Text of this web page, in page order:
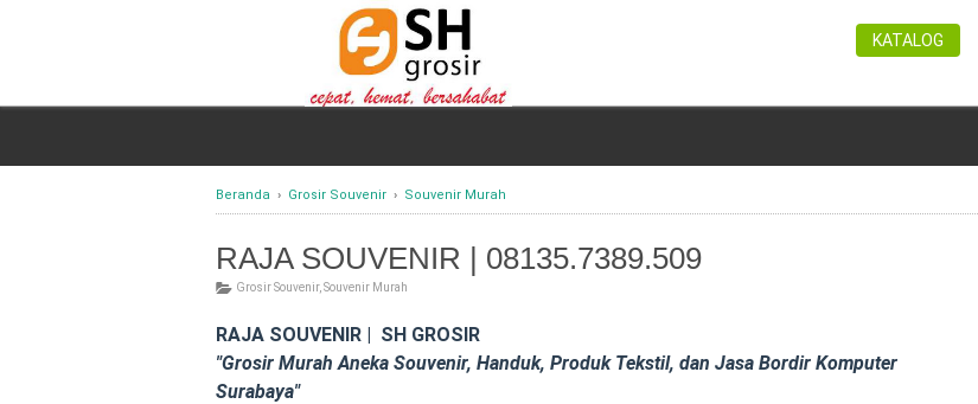
KATALOG
Beranda › Grosir Souvenir › Souvenir Murah
RAJA SOUVENIR | 08135.7389.509
Grosir Souvenir, Souvenir Murah
RAJA SOUVENIR | SH GROSIR
"Grosir Murah Aneka Souvenir, Handuk, Produk Tekstil, dan Jasa Bordir Komputer
Surabaya"